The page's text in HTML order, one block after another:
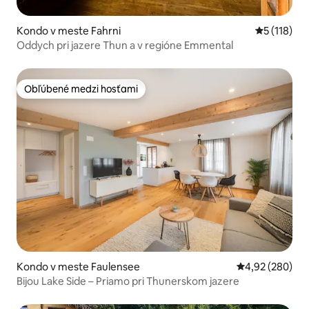
Kondo v meste Fahrni Priemerné
5 (118)
Oddych pri jazere Thun a v regióne Emmental
Obľúbené medzi hosťami
Obľúbené medzi hosťami
Kondo v meste Faulensee Priemerné
4,92 (280)
Bijou Lake Side – Priamo pri Thunerskom jazere